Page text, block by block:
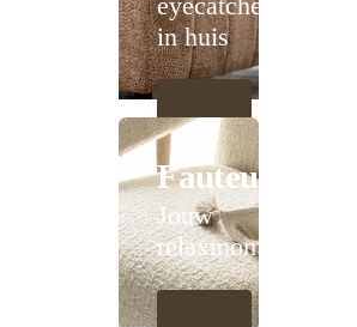
in huis
Fauteuils
Jouw
relaxmoment